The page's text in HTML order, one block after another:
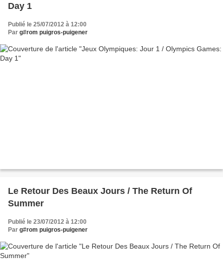
Day 1
Publié le 25/07/2012 à 12:00
Par g#rom puigros-puigener
Le Retour Des Beaux Jours / The Return Of
Summer
Publié le 23/07/2012 à 12:00
Par g#rom puigros-puigener